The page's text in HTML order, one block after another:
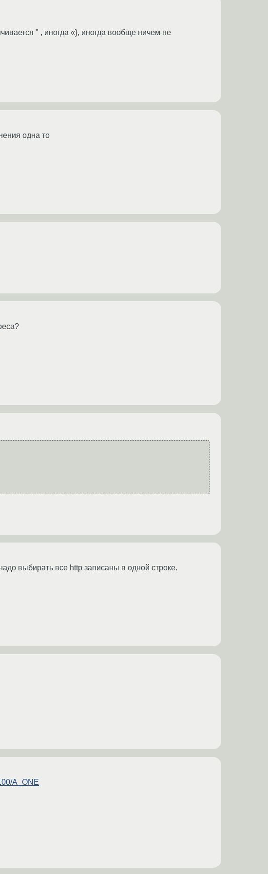
" , иногда «}, иногда вообще ничем не
одна то
выбирать все http записаны в одной строке.
A_ONE